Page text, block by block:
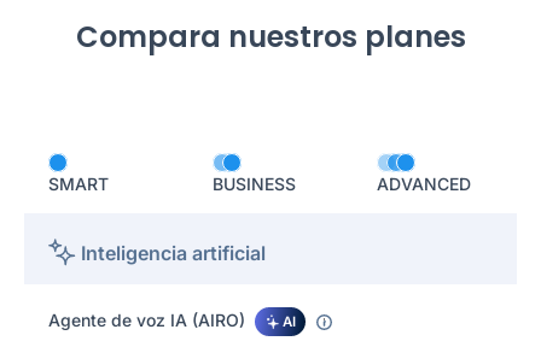
Compara nuestros planes
SMART BUSINESS ADVANCED
Inteligencia artificial
Agente de voz IA (AIRO) AI